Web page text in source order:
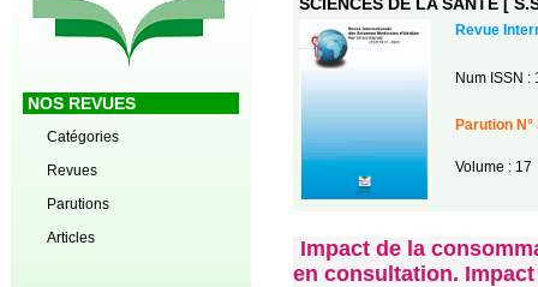
NOS REVUES
Catégories
Revues
Parutions
Articles
Revue
Num ISSN :
Parution N°
Volume : 17
Impact de la
en consultation.